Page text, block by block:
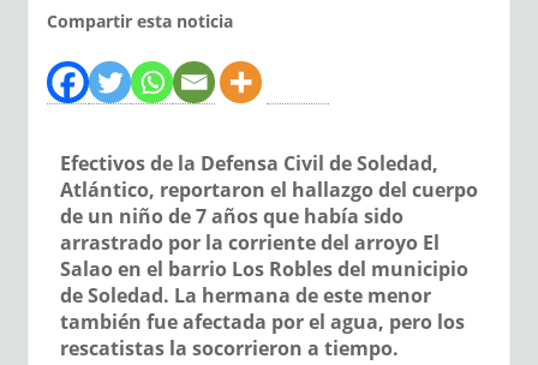
Compartir esta noticia
Efectivos de la Defensa Civil de Soledad,
Atlántico, reportaron el hallazgo del cuerpo
de un niño de 7 años que había sido
arrastrado por la corriente del arroyo El
Salao en el barrio Los Robles del municipio
de Soledad. La hermana de este menor
también fue afectada por el agua, pero los
rescatistas la socorrieron a tiempo.